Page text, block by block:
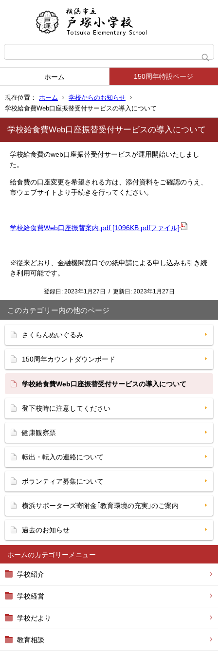
ホーム 150周年特設ページ
現在位置： ホーム
学校からのお知らせ
学校給食費Web口座振替受付サービスの導入について
ホーム
学校紹介
学校経営
学校だより
教育相談
学校給食費Web口座振替受付サービスの導入について
学校給食費のweb口座振替受付サービスが運用開始いたしまし
た。
給食費の口座変更を希望される方は、添付資料をご確認のうえ、
市ウェブサイトより手続きを行ってください。
学校給食費Web口座振替案内.pdf [1096KB pdfファイル]
※従来どおり、金融機関窓口での紙申請による申し込みも引き続
き利用可能です。
登録日: 2023年1月27日 / 更新日: 2023年1月27日
このカテゴリー内の他のページ
さくらんぬいぐるみ
150周年カウントダウンボード
学校給食費Web口座振替受付サービスの導入について
登下校時に注意してください
健康観察票
転出・転入の連絡について
ボランティア募集について
横浜サポーターズ寄附金｢教育環境の充実｣のご案内
過去のお知らせ